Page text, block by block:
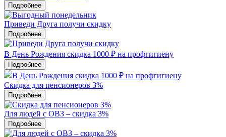
Подробнее
Приведи Друга получи скидку
Подробнее
В День Рождения скидка 1000 ₽ на профгигиену
Подробнее
Скидка для пенсионеров 3%
Подробнее
Для людей с ОВЗ – скидка 3%
Подробнее